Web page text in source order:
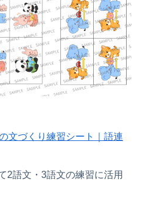
文づくり練習シート｜語連
2語文・3語文の練習に活用